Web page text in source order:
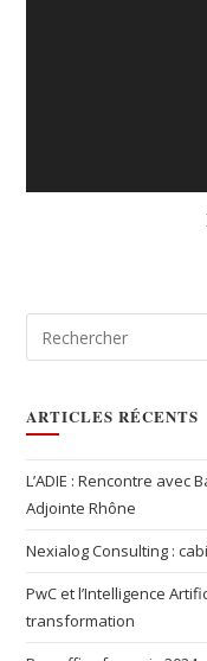
L’ADIE : Rencontre avec
Adjointe Rhône
PwC et l’Intelligence
Box-office français 2024,
Quand la danse devient